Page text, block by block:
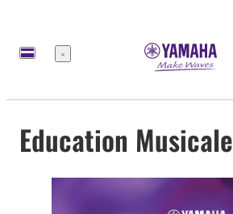
Menu
Education Musicale